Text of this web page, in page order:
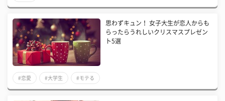
思わずキュン！ 女子大生が恋人からも
らったらうれしいクリスマスプレゼン
ト5選
#恋愛 #大学生 #モテる